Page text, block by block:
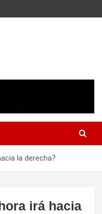
la derecha?
irá hacia